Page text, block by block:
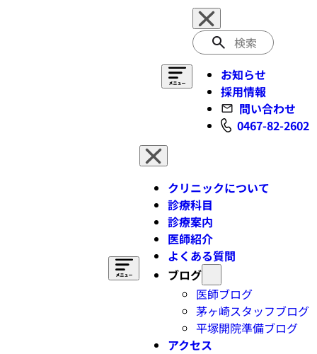
検
索
お知らせ
採用情報
問い合わせ
0467-82-2602
クリニックについて
診療科目
診療案内
医師紹介
よくある質問
ブログ
医師ブログ
茅ヶ崎スタッフブログ
平塚開院準備ブログ
アクセス